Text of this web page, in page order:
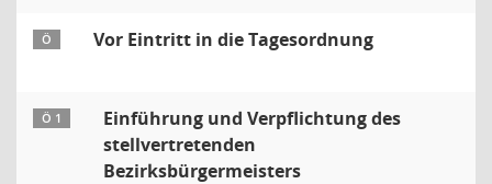
Ö Vor Eintritt in die Tagesordnung
Ö 1
Einführung und Verpflichtung des
stellvertretenden
Bezirksbürgermeisters